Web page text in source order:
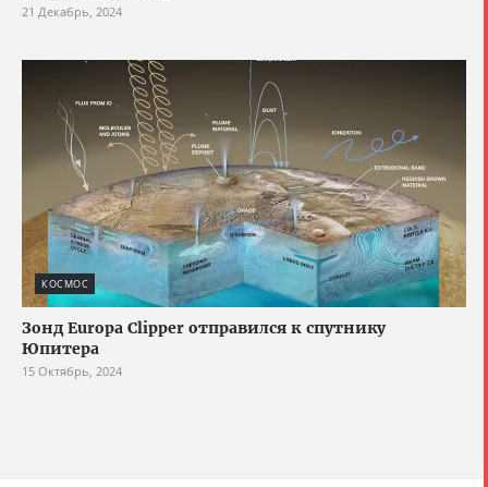
21 Декабрь, 2024
КОСМОС
Зонд Europa Clipper отправился к спутнику
Юпитера
15 Октябрь, 2024